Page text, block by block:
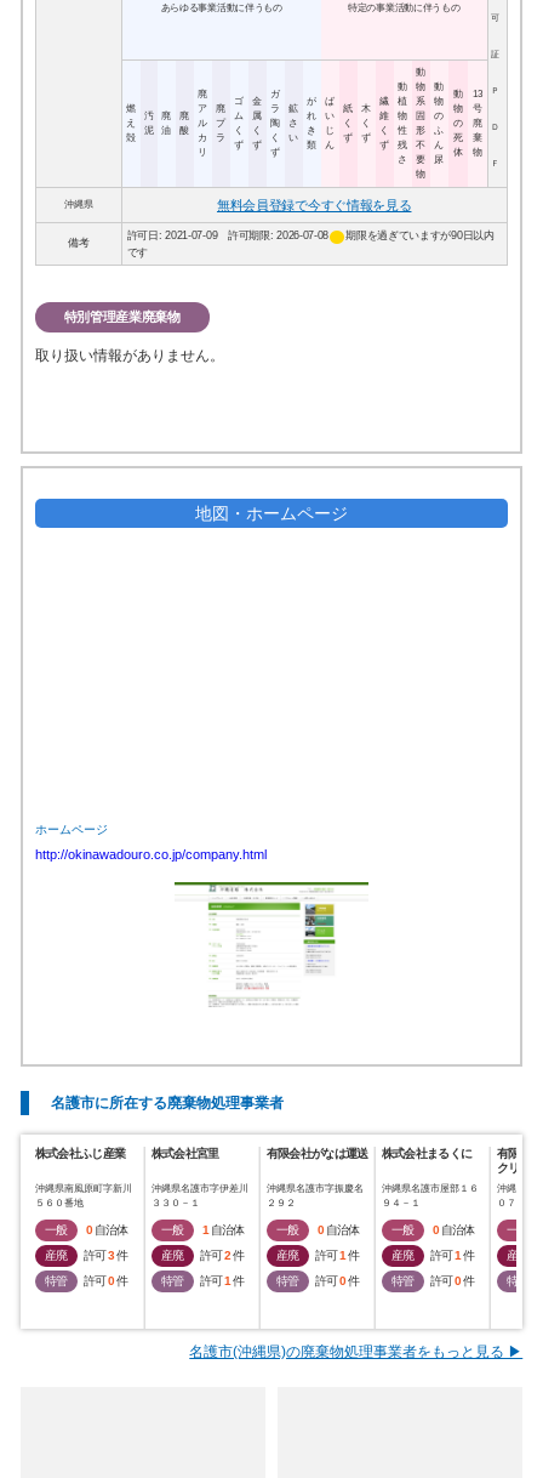
あらゆる事業活動に伴うもの 特定の事業活動に伴うもの
可
証
Ｐ
Ｄ
Ｆ
燃
え
殻
汚
泥
廃
油
廃
酸
廃
ア
ル
カ
リ
廃
プ
ラ
ゴ
ム
く
ず
金
属
く
ず
ガ
ラ
陶
く
ず
鉱
さ
い
が
れ
き
類
ば
い
じ
ん
紙
く
ず
木
く
ず
繊
維
く
ず
動
植
物
性
残
さ
動
物
系
固
形
不
要
物
動
物
の
ふ
ん
尿
動
物
の
死
体
13
号
廃
棄
物
沖縄県 無料会員登録で今すぐ情報を見る
備考
許可日: 2021-07-09 許可期限: 2026-07-08circle期限を過ぎていますが90日以内
です
特別管理産業廃棄物
取り扱い情報がありません。
地図・ホームページ
ホームページ
http://okinawadouro.co.jp/company.html
名護市に所在する廃棄物処理事業者
株式会社ふじ産業
沖縄県南風原町字新川
５６０番地
一般 0 自治体
産廃
許可3件
特管
許可0件
株式会社宮里
沖縄県名護市字伊差川
３３０－１
一般 1 自治体
産廃
許可2件
特管
許可1件
有限会社がなは運送
沖縄県名護市字振慶名
２９２
一般 0 自治体
産廃
許可1件
特管
許可0件
株式会社まるくに
沖縄県名護市屋部１６
９４－１
一般 0 自治体
産廃
許可1件
特管
許可0件
有限会
クリーン
沖縄県名
０７１－
一般
産廃
特管
名護市(沖縄県)の廃棄物処理事業者をもっと見る ▶